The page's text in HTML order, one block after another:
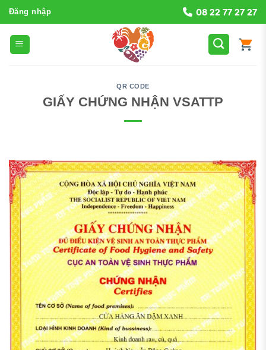
Bỏ
qua
nội
dung
Đăng nhập 08 22 77 27 27
QR CODE
GIẤY CHỨNG NHẬN VSATTP